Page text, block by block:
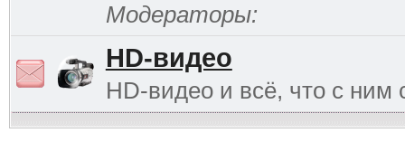
Модераторы:
HD-видео
HD-видео и всё, что с ним